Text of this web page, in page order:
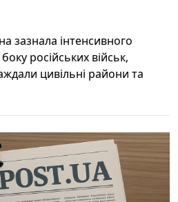
зазнала інтенсивного
російських військ,
цивільні райони та